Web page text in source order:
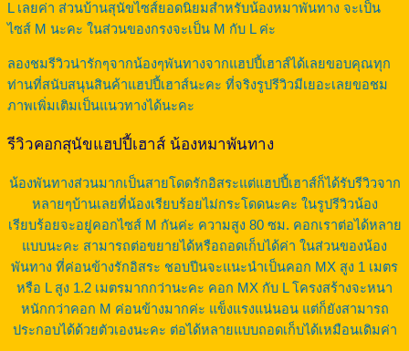
L เลยค่า ส่วนบ้านสุนัขไซส์ยอดนิยมสำหรับน้องหมาพันทาง จะเป็น
ไซส์ M นะคะ ในส่วนของกรงจะเป็น M กับ L ค่ะ
ลองชมรีวิวน่ารักๆจากน้องๆพันทางจากแฮปปี้เฮาส์ได้เลยขอบคุณทุก
ท่านที่สนับสนุนสินค้าแฮปปี้เฮาส์นะคะ ที่จริงรูปรีวิวมีเยอะเลยขอชม
ภาพเพิ่มเติมเป็นแนวทางได้นะคะ
รีวิวคอกสุนัขแฮปปี้เฮาส์ น้องหมาพันทาง
น้องพันทางส่วนมากเป็นสายโดดรักอิสระแต่แฮปปี้เฮาส์ก็ได้รับรีวิวจาก
หลายๆบ้านเลยที่น้องเรียบร้อยไม่กระโดดนะคะ ในรูปรีวิวน้อง
เรียบร้อยจะอยู่คอกไซส์ M กันค่ะ ความสูง 80 ซม. คอกเราต่อได้หลาย
แบบนะคะ สามารถต่อขยายได้หรือถอดเก็บได้ค่า ในส่วนของน้อง
พันทาง ที่ค่อนข้างรักอิสระ ชอบปีนจะแนะนำเป็นคอก MX สูง 1 เมตร
หรือ L สูง 1.2 เมตรมากกว่านะคะ คอก MX กับ L โครงสร้างจะหนา
หนักกว่าคอก M ค่อนข้างมากค่ะ แข็งแรงแน่นอน แต่ก็ยังสามารถ
ประกอบได้ด้วยตัวเองนะคะ ต่อได้หลายแบบถอดเก็บได้เหมือนเดิมค่า